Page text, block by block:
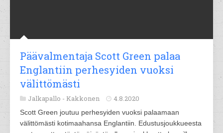
Päävalmentaja Scott Green palaa
Englantiin perhesyiden vuoksi
välittömästi
Jalkapallo - Kakkonen 4.8.2020
Scott Green joutuu perhesyiden vuoksi palaamaan
välittömästi kotimaahansa Englantiin. Edustusjoukkueesta